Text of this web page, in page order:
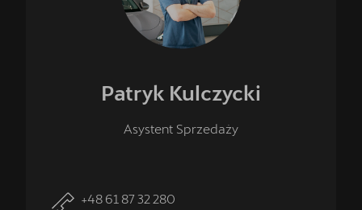
Patryk Kulczycki
Asystent Sprzedaży
+48 61 87 32 280